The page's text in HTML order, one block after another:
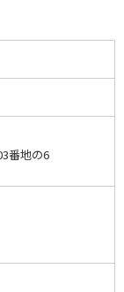
番地の6